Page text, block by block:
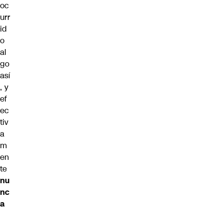
oc
urr
id
o
al
go
así
, y
ef
ec
tiv
a
m
en
te
nu
nc
a